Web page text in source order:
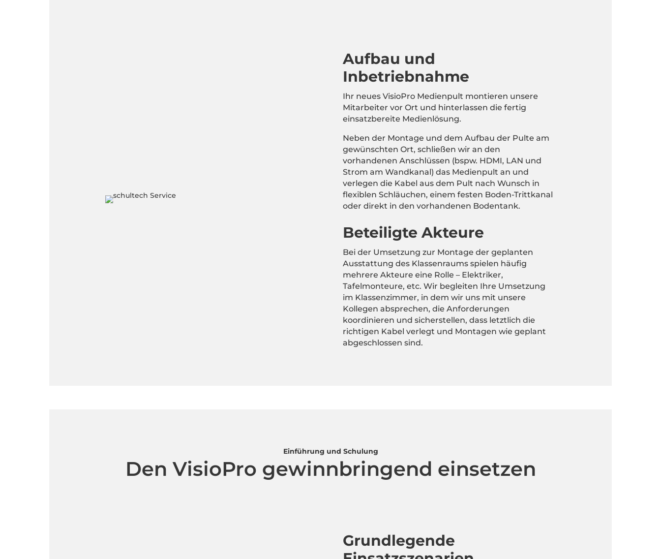
Aufbau und
Inbetriebnahme
Ihr neues VisioPro Medienpult montieren unsere
Mitarbeiter vor Ort und hinterlassen die fertig
einsatzbereite Medienlösung.
Neben der Montage und dem Aufbau der Pulte am
gewünschten Ort, schließen wir an den
vorhandenen Anschlüssen (bspw. HDMI, LAN und
Strom am Wandkanal) das Medienpult an und
verlegen die Kabel aus dem Pult nach Wunsch in
flexiblen Schläuchen, einem festen Boden-Trittkanal
oder direkt in den vorhandenen Bodentank.
Beteiligte Akteure
Bei der Umsetzung zur Montage der geplanten
Ausstattung des Klassenraums spielen häufig
mehrere Akteure eine Rolle – Elektriker,
Tafelmonteure, etc. Wir begleiten Ihre Umsetzung
im Klassenzimmer, in dem wir uns mit unsere
Kollegen absprechen, die Anforderungen
koordinieren und sicherstellen, dass letztlich die
richtigen Kabel verlegt und Montagen wie geplant
abgeschlossen sind.
Einführung und Schulung
Den VisioPro gewinnbringend einsetzen
Grundlegende